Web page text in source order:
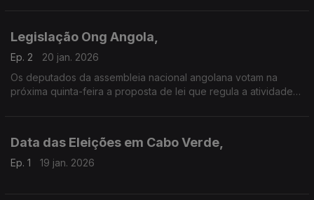
Legislação Ong Angola,
Ep. 2
20 jan. 2026
Os deputados da assembleia nacional angolana votam na
próxima quinta-feira a proposta de lei que regula a atividade
Data das Eleições em Cabo Verde,
Ep. 1 19 jan. 2026